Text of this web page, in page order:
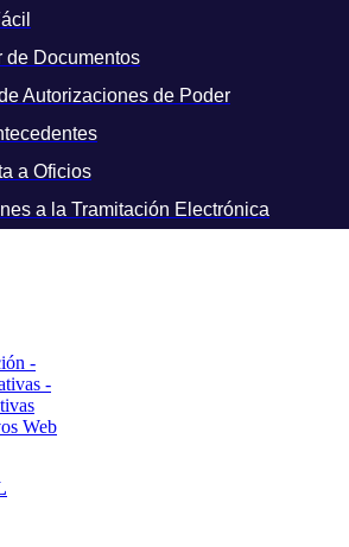
de Documentos
Autorizaciones de Poder
a Oficios
a la Tramitación Electrónica
-
-
Web